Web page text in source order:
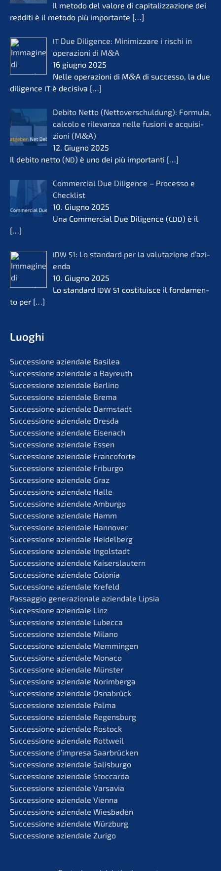
Il metodo del valore di capita­liz­za­zio­ne dei
reddi­ti è il metodo più importan­te […]
IT Due Diligence: Minimiz­za­re i rischi in
opera­zio­ni di M&A
16 giugno 2025
Nelle opera­zio­ni di M&A di succes­so, la due
diligence IT è decisi­va […]
Debito Netto (Netto­ver­schul­dung): Formu­la,
calco­lo e rilevanza nelle fusio­ni e acqui­si­
zio­ni (M&A)
12. Giugno 2025
Il debito netto (ND) è uno dei più importan­ti […]
Commer­cial Due Diligence – Proces­so e
Check­list
10. Giugno 2025
Una Commer­cial Due Diligence (CDD) è il
[…]
IDW S1: Lo standard per la valuta­zio­ne d’azi­
en­da
10. Giugno 2025
Lo standard IDW S1 costi­tuis­ce il fonda­men­
to per […]
Luoghi
Succes­sio­ne aziend­a­le Basilea
Succes­sio­ne aziend­a­le a Bayreuth
Succes­sio­ne aziend­a­le Berlino
Succes­sio­ne aziend­a­le Brema
Succes­sio­ne aziend­a­le Darmstadt
Succes­sio­ne aziend­a­le Dresda
Succes­sio­ne aziend­a­le Eisenach
Succes­sio­ne aziend­a­le Essen
Succes­sio­ne aziend­a­le Francoforte
Succes­sio­ne aziend­a­le Friburgo
Succes­sio­ne aziend­a­le Graz
Succes­sio­ne aziend­a­le Halle
Succes­sio­ne aziend­a­le Amburgo
Succes­sio­ne aziend­a­le Hamm
Succes­sio­ne aziend­a­le Hannover
Succes­sio­ne aziend­a­le Heidelberg
Succes­sio­ne aziend­a­le Ingolstadt
Succes­sio­ne aziend­a­le Kaiserslautern
Succes­sio­ne aziend­a­le Colonia
Succes­sio­ne aziend­a­le Krefeld
Passag­gio genera­zio­na­le aziend­a­le Lipsia
Succes­sio­ne aziend­a­le Linz
Succes­sio­ne aziend­a­le Lubecca
Succes­sio­ne aziend­a­le Milano
Succes­sio­ne aziend­a­le Memmingen
Succes­sio­ne aziend­a­le Monaco
Succes­sio­ne aziend­a­le Münster
Succes­sio­ne aziend­a­le Norimberga
Succes­sio­ne aziend­a­le Osnabrück
Succes­sio­ne aziend­a­le Palma
Succes­sio­ne aziend­a­le Regensburg
Succes­sio­ne aziend­a­le Rostock
Succes­sio­ne aziend­a­le Rottweil
Succes­sio­ne d’impre­sa Saarbrücken
Succes­sio­ne aziend­a­le Salisburgo
Succes­sio­ne aziend­a­le Stoccarda
Succes­sio­ne aziend­a­le Varsavia
Succes­sio­ne aziend­a­le Vienna
Succes­sio­ne aziend­a­le Wiesbaden
Succes­sio­ne aziend­a­le Würzburg
Succes­sio­ne aziend­a­le Zurigo